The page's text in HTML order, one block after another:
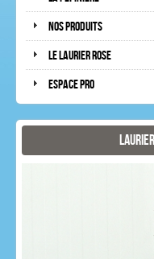
Nos produits
Le laurier rose
Espace pro